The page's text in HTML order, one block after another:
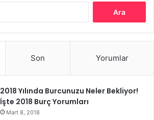
Son Yorumlar
2018 Yılında Burcunuzu Neler Bekliyor!
İşte 2018 Burç Yorumları
Mart 8, 2018